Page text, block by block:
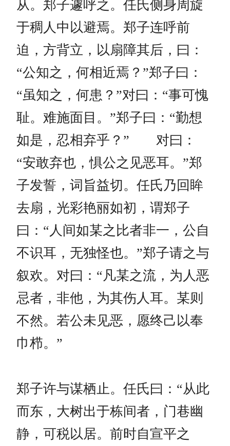
从。郑子遽呼之。任氏侧身周旋
于稠人中以避焉。郑子连呼前
迫，方背立，以扇障其后，曰：
“公知之，何相近焉？”郑子曰：
“虽知之，何患？”对曰：“事可愧
耻。难施面目。”郑子曰：“勤想
如是，忍相弃乎？” 对曰：
“安敢弃也，惧公之见恶耳。”郑
子发誓，词旨益切。任氏乃回眸
去扇，光彩艳丽如初，谓郑子
曰：“人间如某之比者非一，公自
不识耳，无独怪也。”郑子请之与
叙欢。对曰：“凡某之流，为人恶
忌者，非他，为其伤人耳。某则
不然。若公未见恶，愿终己以奉
巾栉。”
郑子许与谋栖止。任氏曰：“从此
而东，大树出于栋间者，门巷幽
静，可税以居。前时自宣平之